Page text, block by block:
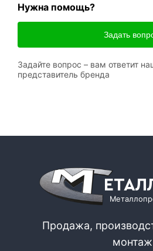
Нужна помощь?
Задать
Задайте вопрос – вам ответит
представитель бренда
Продажа,